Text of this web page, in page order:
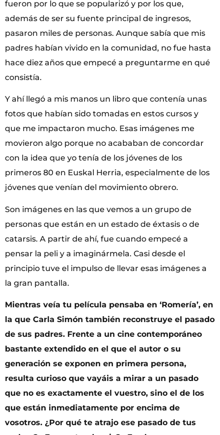
fueron por lo que se popularizó y por los que,
además de ser su fuente principal de ingresos,
pasaron miles de personas. Aunque sabía que mis
padres habían vivido en la comunidad, no fue hasta
hace diez años que empecé a preguntarme en qué
consistía.
Y ahí llegó a mis manos un libro que contenía unas
fotos que habían sido tomadas en estos cursos y
que me impactaron mucho. Esas imágenes me
movieron algo porque no acababan de concordar
con la idea que yo tenía de los jóvenes de los
primeros 80 en Euskal Herria, especialmente de los
jóvenes que venían del movimiento obrero.
Son imágenes en las que vemos a un grupo de
personas que están en un estado de éxtasis o de
catarsis. A partir de ahí, fue cuando empecé a
pensar la peli y a imaginármela. Casi desde el
principio tuve el impulso de llevar esas imágenes a
la gran pantalla.
Mientras veía tu película pensaba en ‘Romería’, en
la que Carla Simón también reconstruye el pasado
de sus padres. Frente a un cine contemporáneo
bastante extendido en el que el autor o su
generación se exponen en primera persona,
resulta curioso que vayáis a mirar a un pasado
que no es exactamente el vuestro, sino el de los
que están inmediatamente por encima de
vosotros. ¿Por qué te atrajo ese pasado de tus